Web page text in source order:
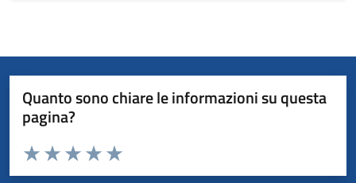
Quanto sono chiare le informazioni su questa
pagina?
Valuta da 1 a 5 stelle la pagina
Valuta 5 stelle su 5
Valuta 4 stelle su 5
Valuta 3 stelle su 5
Valuta 2 stelle su 5
Valuta 1 stelle su 5